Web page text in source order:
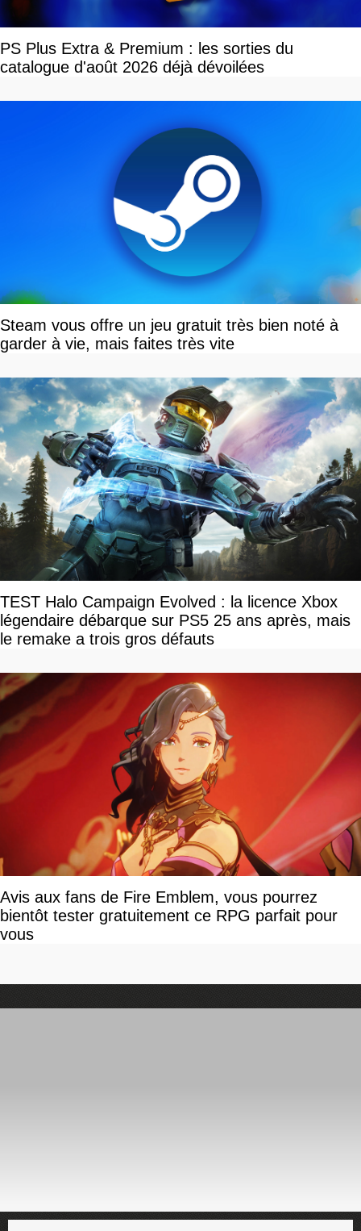
PS Plus Extra & Premium : les sorties du
catalogue d'août 2026 déjà dévoilées
Steam vous offre un jeu gratuit très bien noté à
garder à vie, mais faites très vite
TEST Halo Campaign Evolved : la licence Xbox
légendaire débarque sur PS5 25 ans après, mais
le remake a trois gros défauts
Avis aux fans de Fire Emblem, vous pourrez
bientôt tester gratuitement ce RPG parfait pour
vous